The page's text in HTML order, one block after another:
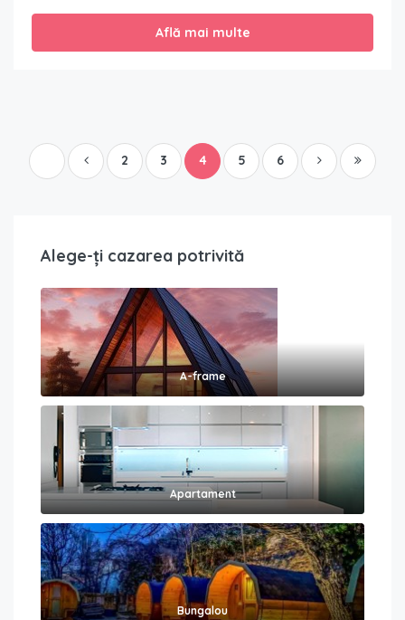
Află mai multe
2 3 4 5 6
Alege-ți cazarea potrivită
A-frame
Apartament
Bungalou